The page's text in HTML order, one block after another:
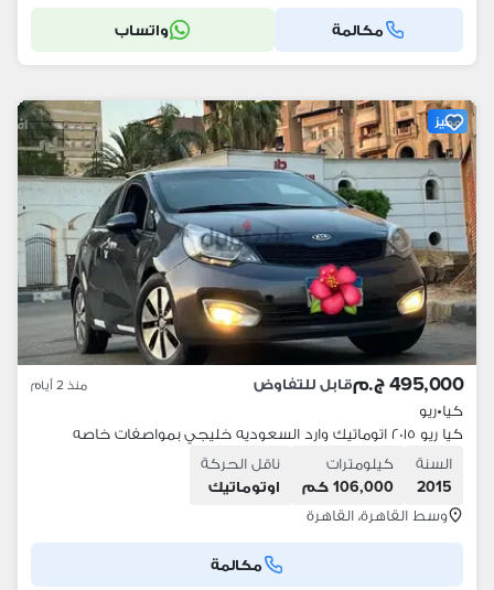
مكالمة واتساب
مميز
495,000 ج.م قابل للتفاوض منذ 2 أيام
كيا•ريو
كيا ريو ٢٠١٥ اتوماتيك وارد السعوديه خليجي بمواصفات خاصه
السنة
2015
كيلومترات
106,000 كم
ناقل الحركة
اوتوماتيك
وسط القاهرة، القاهرة
مكالمة